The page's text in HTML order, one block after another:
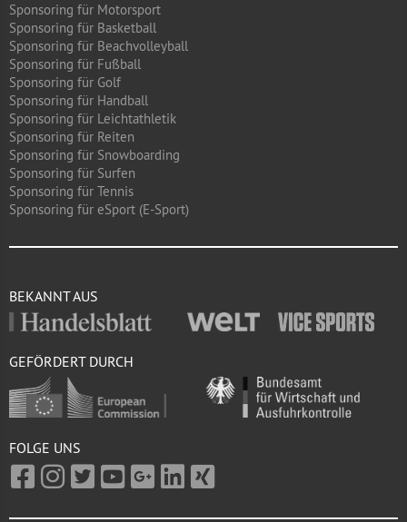
Sponsoring für Motorsport
Sponsoring für Basketball
Sponsoring für Beachvolleyball
Sponsoring für Fußball
Sponsoring für Golf
Sponsoring für Handball
Sponsoring für Leichtathletik
Sponsoring für Reiten
Sponsoring für Snowboarding
Sponsoring für Surfen
Sponsoring für Tennis
Sponsoring für eSport (E-Sport)
BEKANNT AUS
GEFÖRDERT DURCH
FOLGE UNS